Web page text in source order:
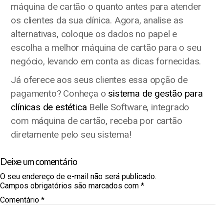
máquina de cartão o quanto antes para atender
os clientes da sua clínica. Agora, analise as
alternativas, coloque os dados no papel e
escolha a melhor máquina de cartão para o seu
negócio, levando em conta as dicas fornecidas.
Já oferece aos seus clientes essa opção de
pagamento? Conheça o sistema de gestão para
clínicas de estética Belle Software, integrado
com máquina de cartão, receba por cartão
diretamente pelo seu sistema!
Deixe um comentário
O seu endereço de e-mail não será publicado.
Campos obrigatórios são marcados com *
Comentário *